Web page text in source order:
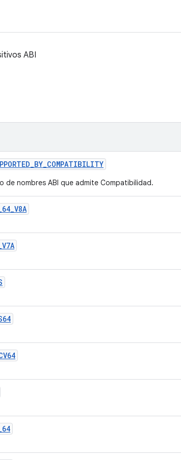
ABI
_BY_COMPATIBILITY
de nombres ABI que admite Compatibilidad.
64_V8A
V7A
64